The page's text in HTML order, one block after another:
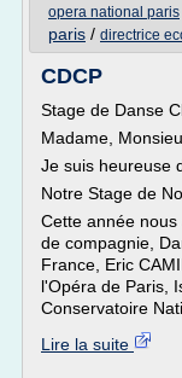
opera national paris
paris / directrice
CDCP
Stage de Danse
Madame,
Je suis heureuse
Notre Stage de
Cette année nous
de compagnie,
France, Eric
l'Opéra de Paris,
Conservatoire
Lire la suite